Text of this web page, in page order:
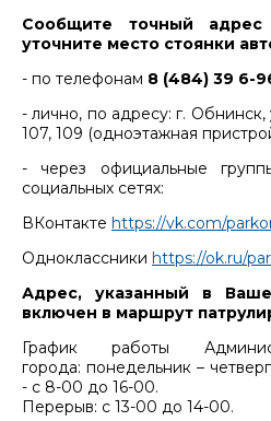
Сообщите точный
уточните место стоянки
- по телефонам 8 (484) 39 6-
- лично, по адресу: г. Обнинск,
107, 109 (одноэтажная
- через официальные
социальных сетях:
ВКонтакте https://vk.com/
Одноклассники https://ok.ru/
Адрес, указанный в
включен в маршрут
График работы
города: понедельник –
- с 8-00 до 16-00.
Перерыв: с 13-00 до 14-00.